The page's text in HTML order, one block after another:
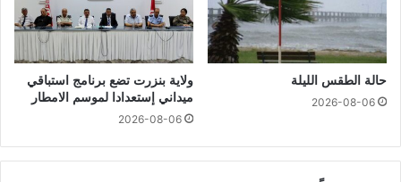
حالة الطقس الليلة
2026-08-06
ولاية بنزرت تضع برنامج استباقي
ميداني إستعدادا لموسم الامطار
2026-08-06